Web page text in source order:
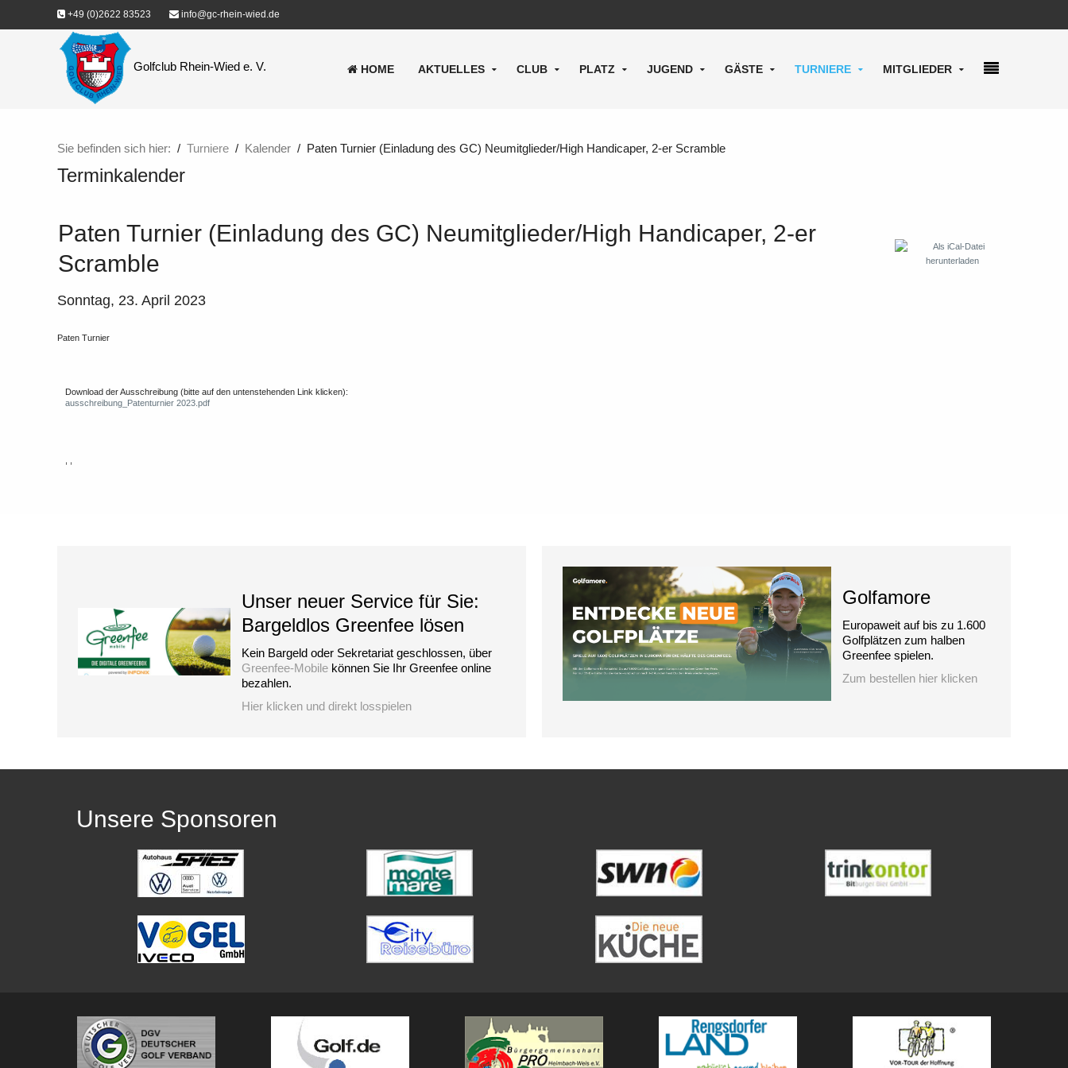
+49 (0)2622 83523 info@gc-rhein-wied.de
Golfclub Rhein-Wied e. V. HOME AKTUELLES CLUB PLATZ JUGEND GÄSTE TURNIERE MITGLIEDER
Sie befinden sich hier: Turniere Kalender Paten Turnier (Einladung des GC) Neumitglieder/High Handicaper, 2-er Scramble
Terminkalender
Paten Turnier (Einladung des GC) Neumitglieder/High Handicaper, 2-er
Scramble
Sonntag, 23. April 2023
Paten Turnier
Download der Ausschreibung (bitte auf den untenstehenden Link klicken):
ausschreibung_Patenturnier 2023.pdf
Unser neuer Service für Sie:
Bargeldlos Greenfee lösen
Kein Bargeld oder Sekretariat geschlossen, über
Greenfee-Mobile können Sie Ihr Greenfee online
bezahlen.
Hier klicken und direkt losspielen
Golfamore
Europaweit auf bis zu 1.600
Golfplätzen zum halben
Greenfee spielen.
Zum bestellen hier klicken
Unsere Sponsoren